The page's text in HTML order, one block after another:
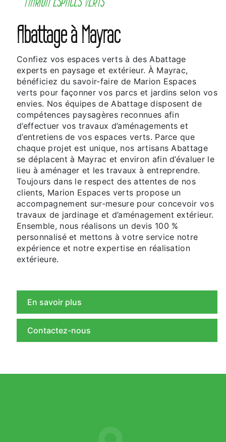
Abattage à Mayrac
Confiez vos espaces verts à des Abattage
experts en paysage et extérieur. À Mayrac,
bénéficiez du savoir-faire de Marion Espaces
verts pour façonner vos parcs et jardins selon vos
envies. Nos équipes de Abattage disposent de
compétences paysagères reconnues afin
d’effectuer vos travaux d’aménagements et
d’entretiens de vos espaces verts. Parce que
chaque projet est unique, nos artisans Abattage
se déplacent à Mayrac et environ afin d’évaluer le
lieu à aménager et les travaux à entreprendre.
Toujours dans le respect des attentes de nos
clients, Marion Espaces verts propose un
accompagnement sur-mesure pour concevoir vos
travaux de jardinage et d’aménagement extérieur.
Ensemble, nous réalisons un devis 100 %
personnalisé et mettons à votre service notre
expérience et notre expertise en réalisation
extérieure.
En savoir plus
Contactez-nous